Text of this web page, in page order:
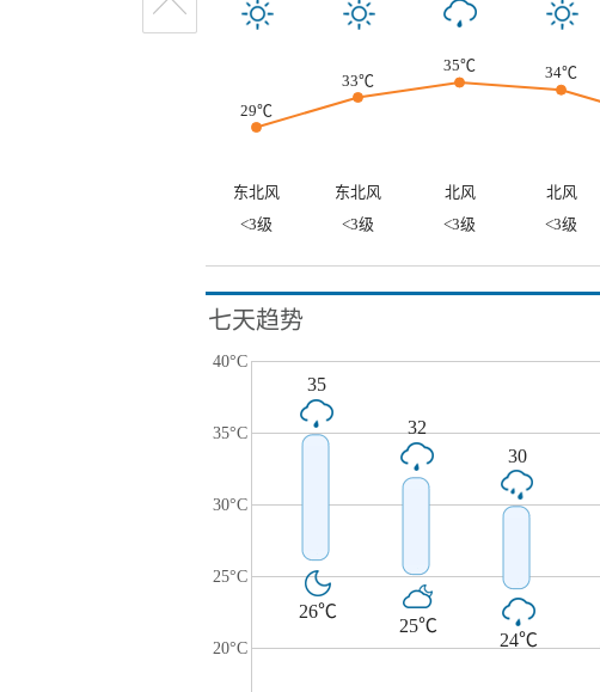
29℃
33℃
35℃
34℃
东北风 东北风 北风 北风
<3级
<3级 <3级 <3级
七天趋势
40°C
35°C
30°C
25°C
20°C
35
26℃
32
25℃
30
24℃